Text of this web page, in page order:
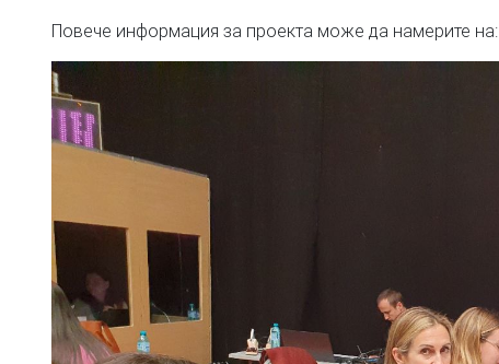
Повече информация за проекта може да намерите на: